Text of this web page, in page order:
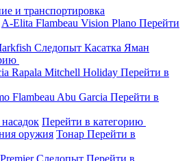
и транспортировка
A-Elita Flambeau Vision Plano Перейти
Следопыт Касатка Яман
Rapala Mitchell Holiday Перейти в
Flambeau Abu Garcia Перейти в
Перейти в категорию
оружия Тонар Перейти в
PremierСледопыт Перейти в